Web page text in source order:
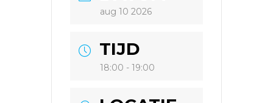
aug 10 2026
TIJD
18:00 - 19:00